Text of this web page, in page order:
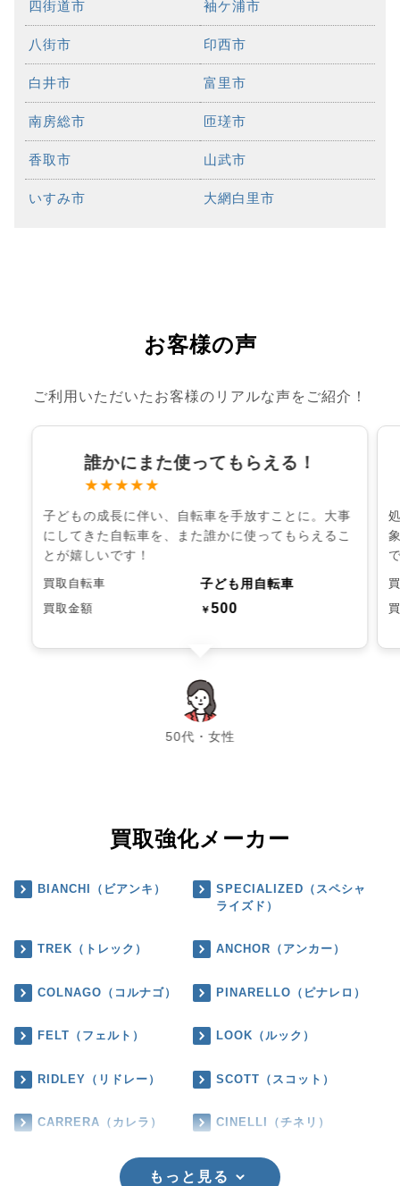
四街道市 袖ケ浦市
八街市 印西市
白井市 富里市
南房総市 匝瑳市
香取市 山武市
いすみ市 大網白里市
お客様の声
ご利用いただいたお客様のリアルな声をご紹介！
誰かにまた使ってもらえる！
★★★★★
子どもの成長に伴い、自転車を手放すことに。大事
にしてきた自転車を、また誰かに使ってもらえるこ
とが嬉しいです！
買取自転車 子ども用自転車
買取金額 ￥500
50代・女性
chevron_left chevron_right
買取強化メーカー
BIANCHI（ビアンキ）
SPECIALIZED（スペシャ
ライズド）
TREK（トレック） ANCHOR（アンカー）
COLNAGO（コルナゴ） PINARELLO（ピナレロ）
FELT（フェルト） LOOK（ルック）
RIDLEY（リドレー） SCOTT（スコット）
CARRERA（カレラ） CINELLI（チネリ）
もっと見る